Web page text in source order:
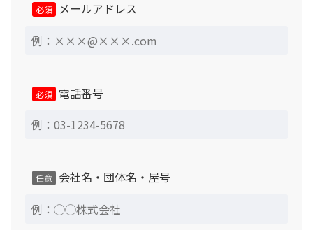
返品・交換・キャンセルについて
必須 メールアドレス
必須 電話番号
任意 会社名・団体名・屋号